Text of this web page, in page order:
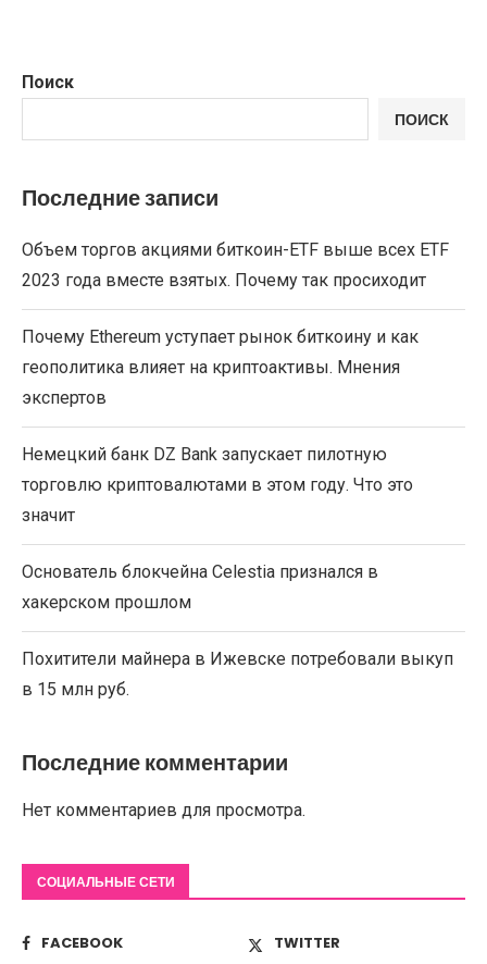
Поиск
ПОИСК
Последние записи
Объем торгов акциями биткоин-ETF выше всех ETF
2023 года вместе взятых. Почему так просиходит
Почему Ethereum уступает рынок биткоину и как
геополитика влияет на криптоактивы. Мнения
экспертов
Немецкий банк DZ Bank запускает пилотную
торговлю криптовалютами в этом году. Что это
значит
Основатель блокчейна Celestia признался в
хакерском прошлом
Похитители майнера в Ижевске потребовали выкуп
в 15 млн руб.
Последние комментарии
Нет комментариев для просмотра.
СОЦИАЛЬНЫЕ СЕТИ
FACEBOOK
TWITTER